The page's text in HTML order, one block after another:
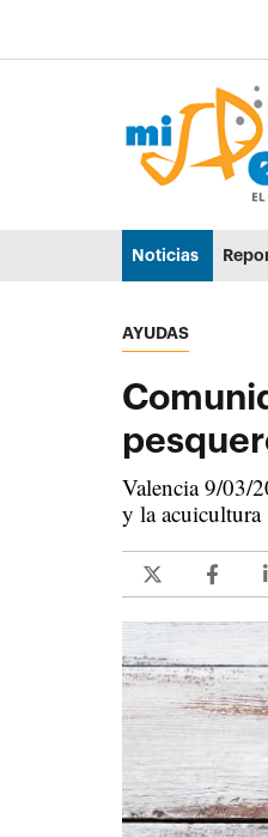
Ir al menú principal (alt + u)
Noticias
AYUDAS
Valencia 9/03/
y la acuicultura